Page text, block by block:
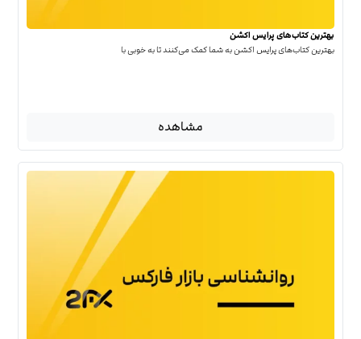
بهترین کتاب‌‌های پرایس اکشن
بهترین کتاب‌‌های پرایس اکشن به شما کمک می‌کنند تا به خوبی با
مشاهده